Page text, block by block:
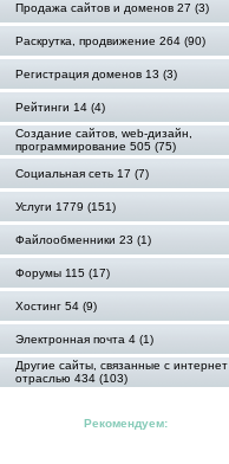
Продажа сайтов и доменов 27 (3)
Раскрутка, продвижение 264 (90)
Регистрация доменов 13 (3)
Рейтинги 14 (4)
Создание сайтов, web-дизайн,
программирование 505 (75)
Социальная сеть 17 (7)
Услуги 1779 (151)
Файлообменники 23 (1)
Форумы 115 (17)
Хостинг 54 (9)
Электронная почта 4 (1)
Другие сайты, связанные с интернет
отраслью 434 (103)
Рекомендуем: